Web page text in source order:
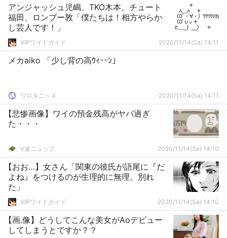
アンジャッシュ児嶋、TKO木本、チュート
福田、ロンブー敦「僕たちは！相方やらか
し芸人です！」
VIPワイドガイド 2020/11/14(Sa) 14:11
メカaiko 「少し背の高ｳｨｰｰﾝ」
ワロタニッキ 2020/11/14(Sa) 14:11
【悲惨画像】ワイの預金残高がヤバ過ぎ
た・・・
V速ニュップ 2020/11/14(Sa) 14:10
【おお…】女さん「関東の彼氏が語尾に『だ
よね』をつけるのが生理的に無理。別れ
た」
VIPワイドガイド 2020/11/14(Sa) 14:10
【画.像】どうしてこんな美女がAoデビュー
してしまうとですか？？